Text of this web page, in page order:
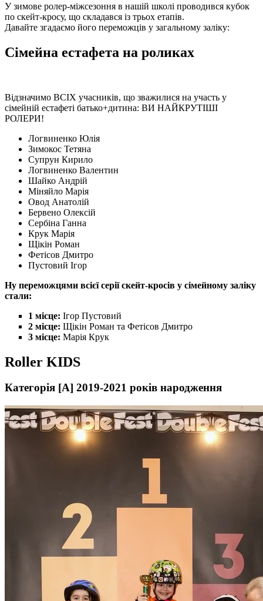
У зимове ролер-міжсезоння в нашій школі проводився кубок
по скейт-кросу, що складався із трьох етапів.
Давайте згадаємо його переможців у загальному заліку:
Сімейна естафета на роликах
Відзначимо ВСІХ учасників, що зважилися на участь у
сімейній естафеті батько+дитина: ВИ НАЙКРУТІШІ
РОЛЕРИ!
Логвиненко Юлія
Зимокос Тетяна
Супрун Кирило
Логвиненко Валентин
Шайко Андрій
Міняйло Марія
Овод Анатолій
Бервено Олексій
Сербіна Ганна
Крук Марія
Щікін Роман
Фетісов Дмитро
Пустовий Ігор
Ну переможцями всієї серії скейт-кросів у сімейному заліку
стали:
1 місце: Ігор Пустовий
2 місце: Щікін Роман та Фетісов Дмитро
3 місце: Марія Крук
Roller KIDS
Категорія [A] 2019-2021 років народження